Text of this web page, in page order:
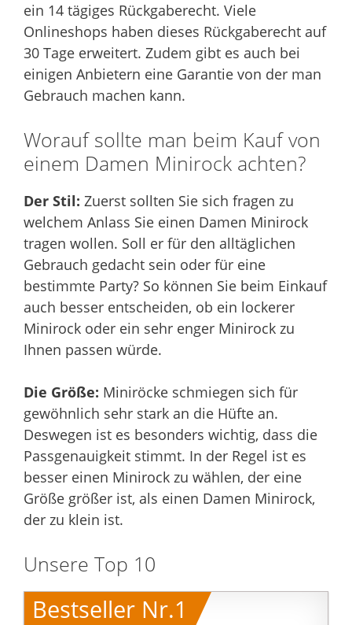
ein 14 tägiges Rückgaberecht. Viele
Onlineshops haben dieses Rückgaberecht auf
30 Tage erweitert. Zudem gibt es auch bei
einigen Anbietern eine Garantie von der man
Gebrauch machen kann.
Worauf sollte man beim Kauf von
einem Damen Minirock achten?
Der Stil: Zuerst sollten Sie sich fragen zu
welchem Anlass Sie einen Damen Minirock
tragen wollen. Soll er für den alltäglichen
Gebrauch gedacht sein oder für eine
bestimmte Party? So können Sie beim Einkauf
auch besser entscheiden, ob ein lockerer
Minirock oder ein sehr enger Minirock zu
Ihnen passen würde.
Die Größe: Miniröcke schmiegen sich für
gewöhnlich sehr stark an die Hüfte an.
Deswegen ist es besonders wichtig, dass die
Passgenauigkeit stimmt. In der Regel ist es
besser einen Minirock zu wählen, der eine
Größe größer ist, als einen Damen Minirock,
der zu klein ist.
Unsere Top 10
Bestseller Nr.1